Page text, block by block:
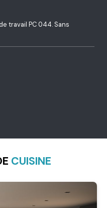
de travail PC 044. Sans
CUISINE